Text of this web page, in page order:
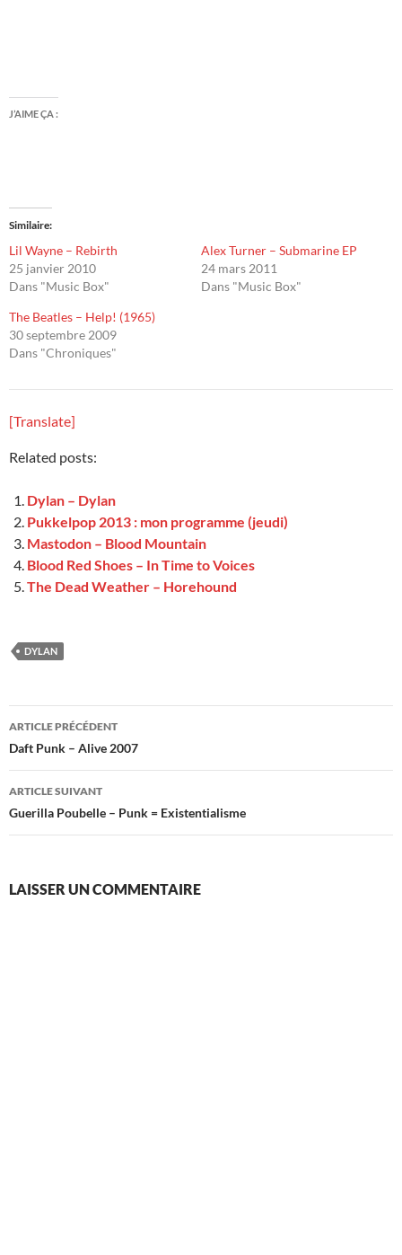
J’AIME ÇA :
Similaire
Lil Wayne – Rebirth
25 janvier 2010
Dans "Music Box"
Alex Turner – Submarine EP
24 mars 2011
Dans "Music Box"
The Beatles – Help! (1965)
30 septembre 2009
Dans "Chroniques"
[Translate]
Related posts:
Dylan – Dylan
Pukkelpop 2013 : mon programme (jeudi)
Mastodon – Blood Mountain
Blood Red Shoes – In Time to Voices
The Dead Weather – Horehound
DYLAN
Navigation
des
articles
ARTICLE PRÉCÉDENT
Daft Punk – Alive 2007
ARTICLE SUIVANT
Guerilla Poubelle – Punk = Existentialisme
LAISSER UN COMMENTAIRE